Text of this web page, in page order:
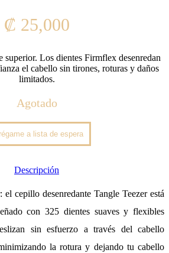
₡ 25,000
superior. Los dientes Firmflex desenredan
el cabello sin tirones, roturas y daños
limitados.
Agotado
Descripción
cepillo desenredante Tangle Teezer está
con 325 dientes suaves y flexibles
sin esfuerzo a través del cabello
la rotura y dejando tu cabello